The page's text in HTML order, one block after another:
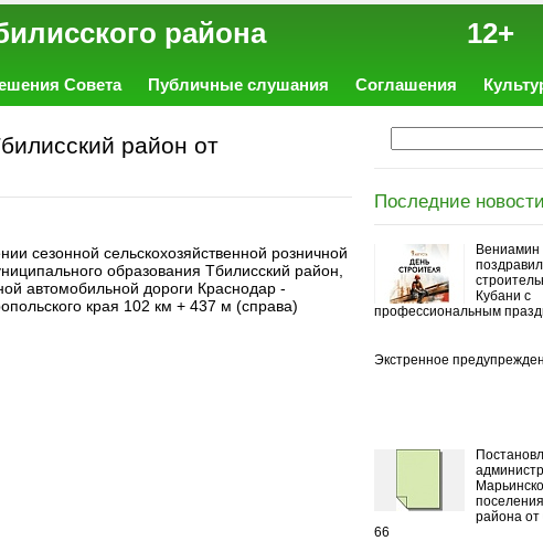
Тбилисского района 12+
Совета Публичные слушания Соглашения
район от
сезонной сельскохозяйственной розничной
образования Тбилисский район,
автомобильной дороги Краснодар -
края 102 км + 437 м (справа)
Последние новости
Вениамин
Кубани с
профессиональным
Экстренное
района
66